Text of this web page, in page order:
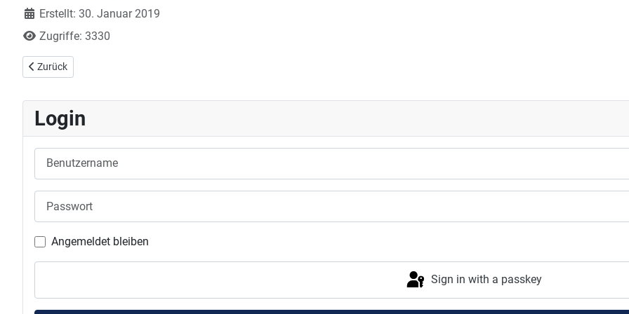
Erstellt: 30. Januar 2019
Zugriffe: 3330
Vorheriger Beitrag: 3. Bundesliga Damen: DJK Offenburg - TTC Langweid 6:2
Zurück
Login
Benutzername
Angemeldet bleiben
Sign in with a passkey